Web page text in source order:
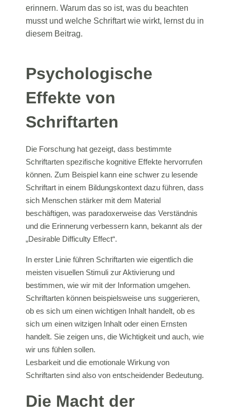
erinnern. Warum das so ist, was du beachten
musst und welche Schriftart wie wirkt, lernst du in
diesem Beitrag.
Psychologische
Effekte von
Schriftarten
Die Forschung hat gezeigt, dass bestimmte
Schriftarten spezifische kognitive Effekte hervorrufen
können. Zum Beispiel kann eine schwer zu lesende
Schriftart in einem Bildungskontext dazu führen, dass
sich Menschen stärker mit dem Material
beschäftigen, was paradoxerweise das Verständnis
und die Erinnerung verbessern kann, bekannt als der
„Desirable Difficulty Effect“.
In erster Linie führen Schriftarten wie eigentlich die
meisten visuellen Stimuli zur Aktivierung und
bestimmen, wie wir mit der Information umgehen.
Schriftarten können beispielsweise uns suggerieren,
ob es sich um einen wichtigen Inhalt handelt, ob es
sich um einen witzigen Inhalt oder einen Ernsten
handelt. Sie zeigen uns, die Wichtigkeit und auch, wie
wir uns fühlen sollen.
Lesbarkeit und die emotionale Wirkung von
Schriftarten sind also von entscheidender Bedeutung.
Die Macht der